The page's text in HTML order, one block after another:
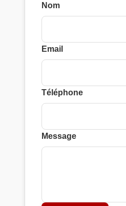
Nom
Email
Téléphone
Message